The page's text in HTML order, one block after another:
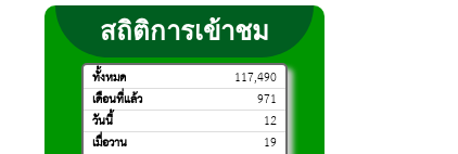
สถิติการเข้าชม
ทั้งหมด
117,490
เดือนที่แล้ว
971
วันนี้
12
เมื่อวาน
19